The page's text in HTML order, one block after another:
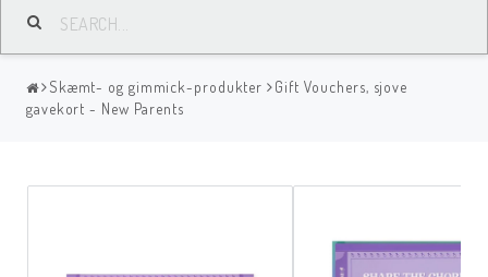
Skæmt- og gimmick-produkter
Gift Vouchers, sjove
gavekort - New Parents